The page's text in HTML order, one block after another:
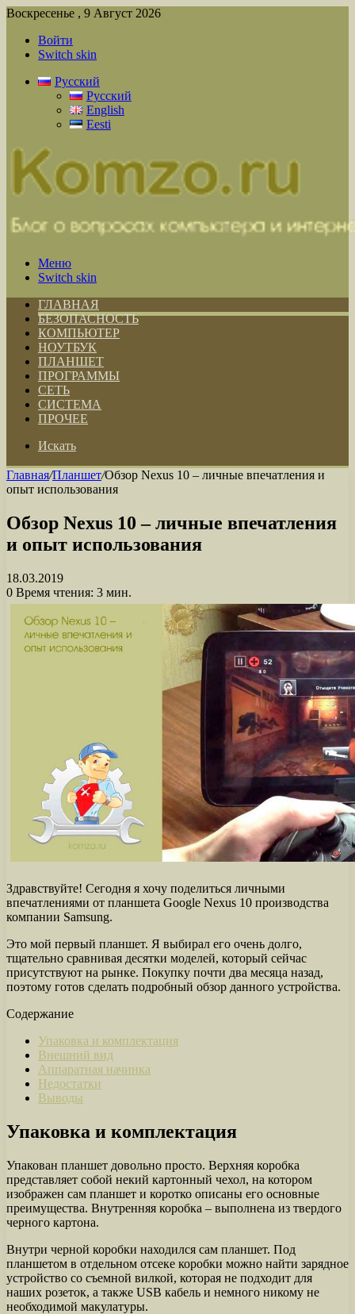
Воскресенье , 9 Август 2026
Войти
Switch skin
Русский
Русский
English
Eesti
Меню
Switch skin
ГЛАВНАЯ
БЕЗОПАСНОСТЬ
КОМПЬЮТЕР
НОУТБУК
ПЛАНШЕТ
ПРОГРАММЫ
СЕТЬ
СИСТЕМА
ПРОЧЕЕ
Искать
Главная/Планшет/Обзор Nexus 10 – личные впечатления и
опыт использования
Обзор Nexus 10 – личные впечатления
и опыт использования
18.03.2019
0 Время чтения: 3 мин.
Здравствуйте! Сегодня я хочу поделиться личными
впечатлениями от планшета Google Nexus 10 производства
компании Samsung.
Это мой первый планшет. Я выбирал его очень долго,
тщательно сравнивая десятки моделей, который сейчас
присутствуют на рынке. Покупку почти два месяца назад,
поэтому готов сделать подробный обзор данного устройства.
Содержание
Упаковка и комплектация
Внешний вид
Аппаратная начинка
Недостатки
Выводы
Упаковка и комплектация
Упакован планшет довольно просто. Верхняя коробка
представляет собой некий картонный чехол, на котором
изображен сам планшет и коротко описаны его основные
преимущества. Внутренняя коробка – выполнена из твердого
черного картона.
Внутри черной коробки находился сам планшет. Под
планшетом в отдельном отсеке коробки можно найти зарядное
устройство со съемной вилкой, которая не подходит для
наших розеток, а также USB кабель и немного никому не
необходимой макулатуры.